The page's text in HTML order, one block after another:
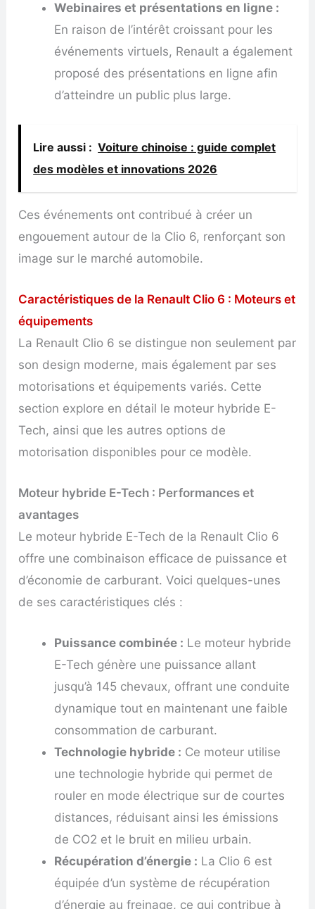
Webinaires et présentations en ligne :
En raison de l’intérêt croissant pour les
événements virtuels, Renault a également
proposé des présentations en ligne afin
d’atteindre un public plus large.
Lire aussi : Voiture chinoise : guide complet
des modèles et innovations 2026
Ces événements ont contribué à créer un
engouement autour de la Clio 6, renforçant son
image sur le marché automobile.
Caractéristiques de la Renault Clio 6 : Moteurs et
équipements
La Renault Clio 6 se distingue non seulement par
son design moderne, mais également par ses
motorisations et équipements variés. Cette
section explore en détail le moteur hybride E-
Tech, ainsi que les autres options de
motorisation disponibles pour ce modèle.
Moteur hybride E-Tech : Performances et
avantages
Le moteur hybride E-Tech de la Renault Clio 6
offre une combinaison efficace de puissance et
d’économie de carburant. Voici quelques-unes
de ses caractéristiques clés :
Puissance combinée : Le moteur hybride
E-Tech génère une puissance allant
jusqu’à 145 chevaux, offrant une conduite
dynamique tout en maintenant une faible
consommation de carburant.
Technologie hybride : Ce moteur utilise
une technologie hybride qui permet de
rouler en mode électrique sur de courtes
distances, réduisant ainsi les émissions
de CO2 et le bruit en milieu urbain.
Récupération d’énergie : La Clio 6 est
équipée d’un système de récupération
d’énergie au freinage, ce qui contribue à